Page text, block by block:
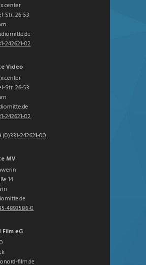
Str. 26-53
242621-02
Video
Str. 26-53
242621-02
(0)331-242621-00
MV
14
4893586-0
eG
film.de